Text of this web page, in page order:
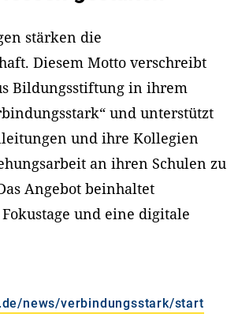
stärken die
Diesem Motto verschreibt
Bildungsstiftung in ihrem
und unterstützt
und ihre Kollegien
an ihren Schulen zu
Angebot beinhaltet
und eine digitale
news/verbindungsstark/start